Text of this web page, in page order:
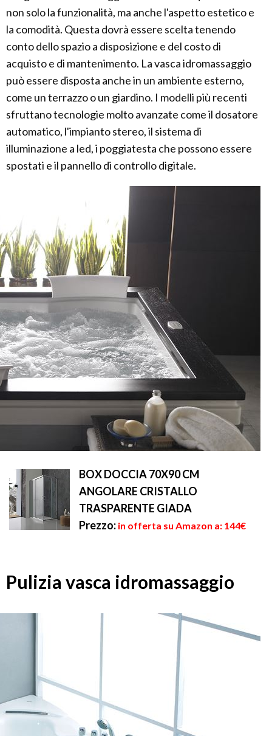
non solo la funzionalità, ma anche l'aspetto estetico e
la comodità. Questa dovrà essere scelta tenendo
conto dello spazio a disposizione e del costo di
acquisto e di mantenimento. La vasca idromassaggio
può essere disposta anche in un ambiente esterno,
come un terrazzo o un giardino. I modelli più recenti
sfruttano tecnologie molto avanzate come il dosatore
automatico, l'impianto stereo, il sistema di
illuminazione a led, i poggiatesta che possono essere
spostati e il pannello di controllo digitale.
BOX DOCCIA 70X90 CM
ANGOLARE CRISTALLO
TRASPARENTE GIADA
Prezzo: in offerta su Amazon a: 144€
Pulizia vasca idromassaggio